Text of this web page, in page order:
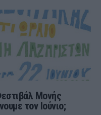
Μονής
τον Ιούνιο;